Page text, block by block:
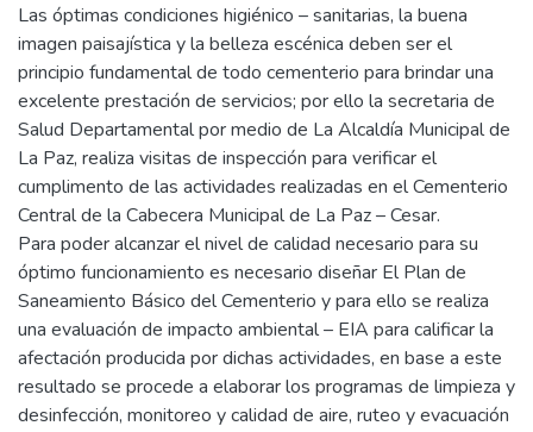
Las óptimas condiciones higiénico – sanitarias, la buena
imagen paisajística y la belleza escénica deben ser el
principio fundamental de todo cementerio para brindar una
excelente prestación de servicios; por ello la secretaria de
Salud Departamental por medio de La Alcaldía Municipal de
La Paz, realiza visitas de inspección para verificar el
cumplimento de las actividades realizadas en el Cementerio
Central de la Cabecera Municipal de La Paz – Cesar.
Para poder alcanzar el nivel de calidad necesario para su
óptimo funcionamiento es necesario diseñar El Plan de
Saneamiento Básico del Cementerio y para ello se realiza
una evaluación de impacto ambiental – EIA para calificar la
afectación producida por dichas actividades, en base a este
resultado se procede a elaborar los programas de limpieza y
desinfección, monitoreo y calidad de aire, ruteo y evacuación